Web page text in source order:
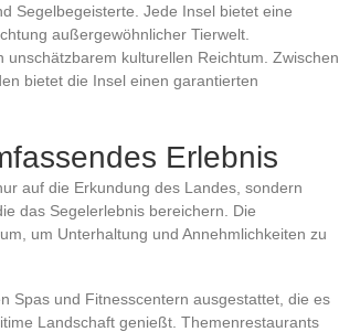
Segelbegeisterte. Jede Insel bietet eine
außergewöhnlicher Tierwelt.
kulturellen Reichtum. Zwischen
bietet die Insel einen garantierten
Erlebnis
auf die Erkundung des Landes, sondern
das Segelerlebnis bereichern. Die
um Unterhaltung und Annehmlichkeiten zu
Spas und Fitnesscentern ausgestattet, die es
Landschaft genießt. Themenrestaurants